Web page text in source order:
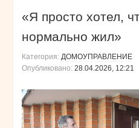
«Я просто хотел,
нормально жил»
Категория: ДОМОУПРАВЛЕНИЕ
Опубликовано: 28.04.2026, 12:21